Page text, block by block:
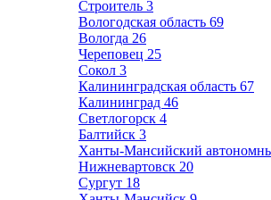
Строитель 3
Вологодская область 69
Вологда 26
Череповец 25
Сокол 3
Калининградская область 67
Калининград 46
Светлогорск 4
Балтийск 3
Ханты-Мансийский
Нижневартовск 20
Сургут 18